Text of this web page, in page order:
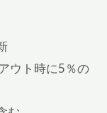
ウト時に5％の